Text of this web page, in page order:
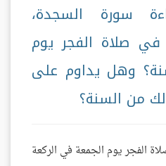
سورة السجدة،
في صلاة الفجر يوم
وهل يداوم على
من السنة؟
الفجر يوم الجمعة في الركعة